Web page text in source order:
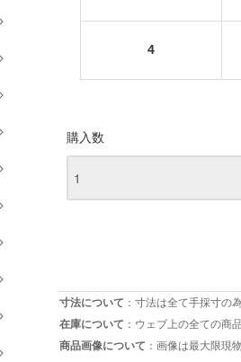
4
購入数
寸法について ：寸法は全て手採寸の
在庫について ：ウェブ上の全ての商
商品画像について ：画像は最大限現